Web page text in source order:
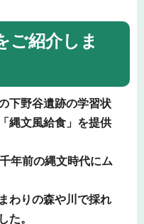
ご紹介しま
下野谷遺跡の学習状
縄文風給食」を提供
年前の縄文時代にム
わりの森や川で採れ
た。